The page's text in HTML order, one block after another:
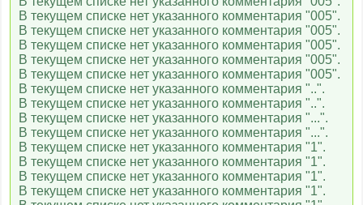
В текущем списке нет указанного комментария "005".
В текущем списке нет указанного комментария "005".
В текущем списке нет указанного комментария "005".
В текущем списке нет указанного комментария "005".
В текущем списке нет указанного комментария "005".
В текущем списке нет указанного комментария "..".
В текущем списке нет указанного комментария "..".
В текущем списке нет указанного комментария "...".
В текущем списке нет указанного комментария "...".
В текущем списке нет указанного комментария "1".
В текущем списке нет указанного комментария "1".
В текущем списке нет указанного комментария "1".
В текущем списке нет указанного комментария "1".